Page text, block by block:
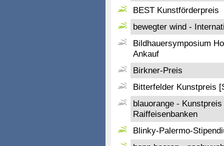
BEST Kunstförderpreis
bewegter wind -
Bildhauersymposium
Ankauf
Birkner-Preis
Bitterfelder Kunstpreis
blauorange -
Raiffeisenbanken
Blinky-Palermo-